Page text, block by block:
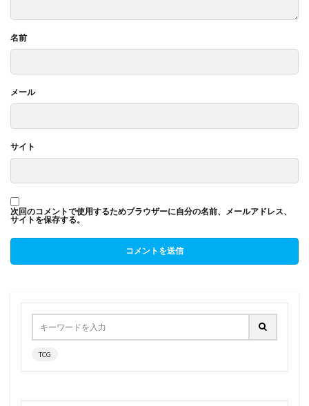
名前
メール
サイト
次回のコメントで使用するためブラウザーに自分の名前、メールアドレス、
サイトを保存する。
TCG